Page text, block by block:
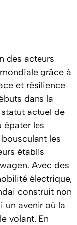
des acteurs
grâce à
et résilience
dans la
statut actuel de
épater les
les
établis
. Avec des
électrique,
construit non
un avenir où la
volant. En